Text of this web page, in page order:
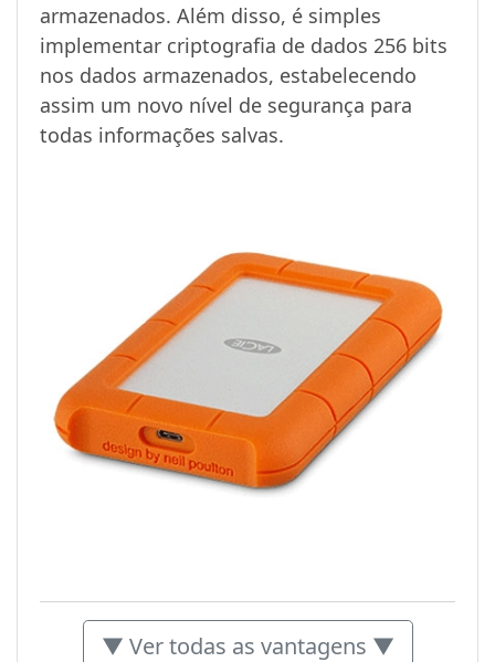
armazenados. Além disso, é simples
implementar criptografia de dados 256 bits
nos dados armazenados, estabelecendo
assim um novo nível de segurança para
todas informações salvas.
▼ Ver todas as vantagens ▼